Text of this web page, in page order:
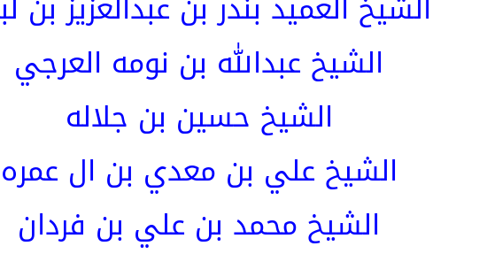
الشيخ عبدالله بن نومه العرجي
الشيخ حسين بن جلاله
الشيخ علي بن معدي بن ال عمره
الشيخ محمد بن علي بن فردان